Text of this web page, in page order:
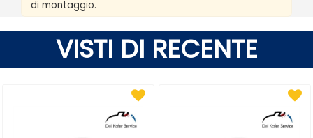
di montaggio.
VISTI DI RECENTE